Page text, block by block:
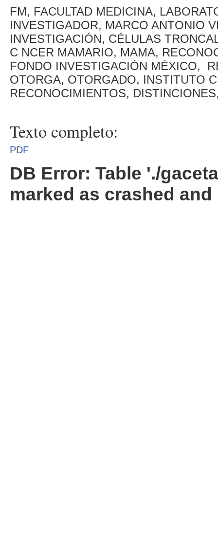
FM, FACULTAD MEDICINA,
INVESTIGADOR, MARCO ANTONIO
INVESTIGACIÓN, CÉLULAS
C NCER MAMARIO, MAMA,
FONDO INVESTIGACIÓN MÉXICO,
OTORGA, OTORGADO, INSTITUTO
RECONOCIMIENTOS,
Texto completo:
PDF
DB Error: Table './
marked as crashed